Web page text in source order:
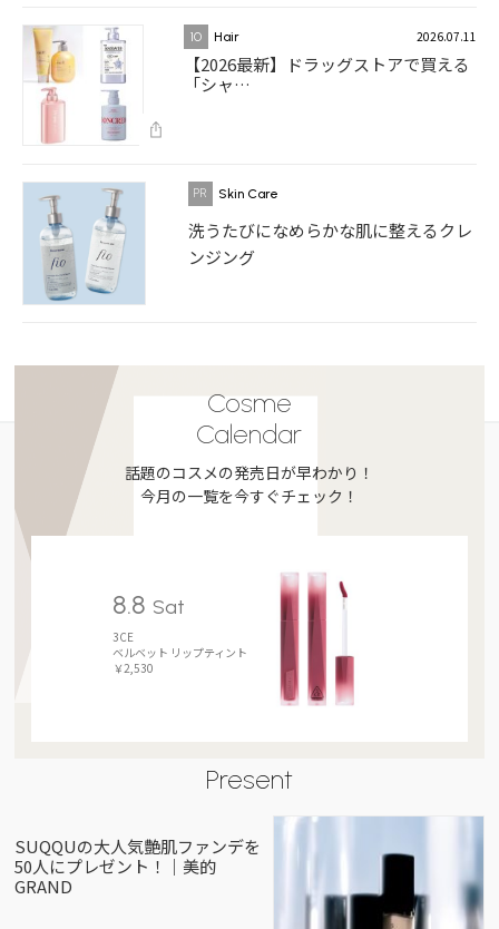
10 Hair 2026.07.11
【2026最新】ドラッグストアで買える
「シャ…
Skin Care
洗うたびになめらかな肌に整えるクレ
ンジング
Cosme
Calendar
話題のコスメの発売日が早わかり！
今月の一覧を今すぐチェック！
8.8 Sat
3CE
ベルベット リップティント
￥2,530
Present
SUQQUの大人気艶肌ファンデを
50人にプレゼント！｜美的
GRAND